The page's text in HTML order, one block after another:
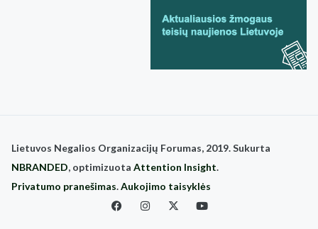
Lietuvos Negalios Organizacijų Forumas, 2019. Sukurta
NBRANDED, optimizuota Attention Insight.
Privatumo pranešimas.Aukojimo taisyklės